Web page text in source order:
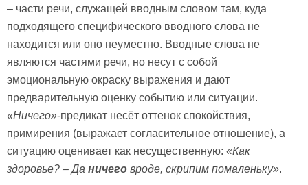
– части речи, служащей вводным словом там, куда
подходящего специфического вводного слова не
находится или оно неуместно. Вводные слова не
являются частями речи, но несут с собой
эмоциональную окраску выражения и дают
предварительную оценку событию или ситуации.
«Ничего»-предикат несёт оттенок спокойствия,
примирения (выражает согласительное отношение), а
ситуацию оценивает как несущественную: «Как
здоровье? – Да ничего вроде, скрипим помаленьку».